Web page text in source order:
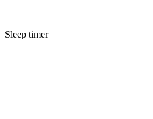
Sleep timer